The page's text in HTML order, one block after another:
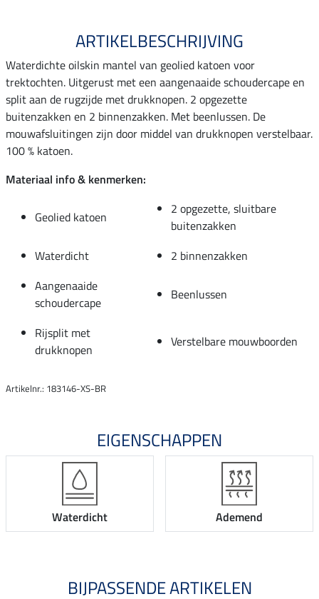
ARTIKELBESCHRIJVING
Waterdichte oilskin mantel van geolied katoen voor
trektochten. Uitgerust met een aangenaaide schoudercape en
split aan de rugzijde met drukknopen. 2 opgezette
buitenzakken en 2 binnenzakken. Met beenlussen. De
mouwafsluitingen zijn door middel van drukknopen verstelbaar.
100 % katoen.
Materiaal info & kenmerken:
Geolied katoen
2 opgezette, sluitbare
buitenzakken
Waterdicht
2 binnenzakken
Aangenaaide
schoudercape
Beenlussen
Rijsplit met
drukknopen
Verstelbare mouwboorden
Artikelnr.: 183146-XS-BR
EIGENSCHAPPEN
Waterdicht Ademend
BIJPASSENDE ARTIKELEN